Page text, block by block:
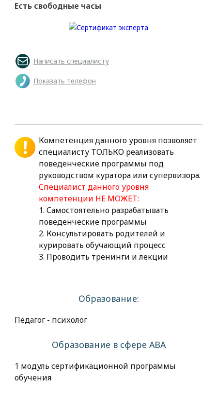
Есть свободные часы
Написать специалисту
Показать телефон
Компетенция данного уровня позволяет
специалисту ТОЛЬКО реализовать
поведенческие программы под
руководством куратора или супервизора.
Специалист данного уровня
компетенции НЕ МОЖЕТ:
1. Самостоятельно разрабатывать
поведенческие программы
2. Консультировать родителей и
курировать обучающий процесс
3. Проводить тренинги и лекции
Образование:
Педагог - психолог
Образование в сфере АВА
1 модуль сертификационной программы
обучения